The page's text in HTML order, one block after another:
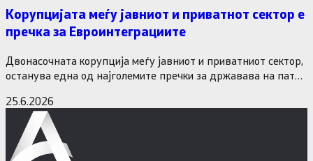
Корупцијата меѓу јавниот и приватнот сектор е
пречка за Евроинтеграциите
Двонасочната корупција меѓу јавниот и приватниот сектор,
останува една од најголемите пречки за државава на патот
25.6.2026